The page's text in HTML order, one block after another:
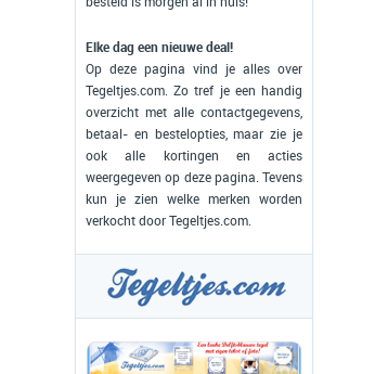
Elke dag een nieuwe deal!
Op deze pagina vind je alles over
Tegeltjes.com. Zo tref je een handig
overzicht met alle contactgegevens,
betaal- en bestelopties, maar zie je
ook alle kortingen en acties
weergegeven op deze pagina. Tevens
kun je zien welke merken worden
verkocht door Tegeltjes.com.